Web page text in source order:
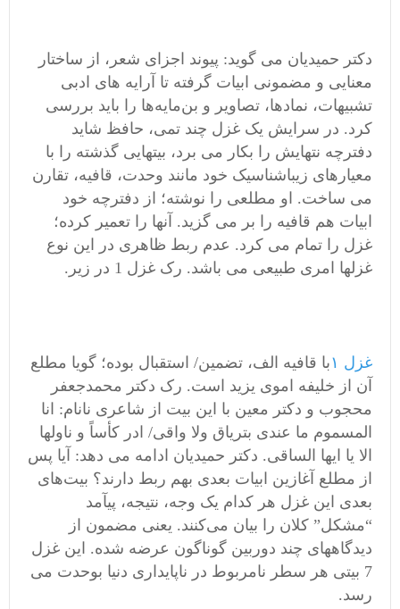
دکتر حمیدیان می گوید: پیوند اجزای شعر، از ساختار
معنایی و مضمونی ابیات گرفته تا آرایه های ادبی
تشبیهات، نماد‌ها، تصاویر و بن‌مایه‌ها را باید بررسی
کرد. در سرایش یک غزل چند تمی، حافظ شاید
دفترچه نتهایش را بکار می برد، بیتهایی گذشته را با
معیارهای زیباشناسیک خود مانند وحدت، قافیه، تقارن
می ساخت. او مطلعی را نوشته؛ از دفترچه خود
ابیات هم قافیه را بر می گزید. آنها را تعمیر کرده؛
غزل را تمام می کرد. عدم ربط ظاهری در این نوع
غزلها امری طبیعی می باشد. رک غزل 1 در زیر.
غزل ۱
با قافیه الف، تضمین/ استقبال بوده؛ گویا مطلع
آن از خلیفه اموی یزید است. رک دکتر محمدجعفر
محجوب و دکتر معین با این بیت از شاعری نانام: انا
المسموم ما عندی بتریاق ولا واقی/ ادر کأساً و ناولها
الا یا ایها الساقی. دکتر حمیدیان ادامه می دهد: آیا پس
از مطلع آغازین ابیات بعدی بهم ربط دارند؟ بیت‌های
بعدی این غزل هر کدام یک وجه، نتیجه، پیآمد
“مشکل” کلان را بیان می‌کنند. یعنی مضمون از
دیدگاههای چند دوربین گوناگون عرضه شده. این غزل
7 بیتی هر سطر نامربوط در ناپایداری دنیا بوحدت می
رسد.